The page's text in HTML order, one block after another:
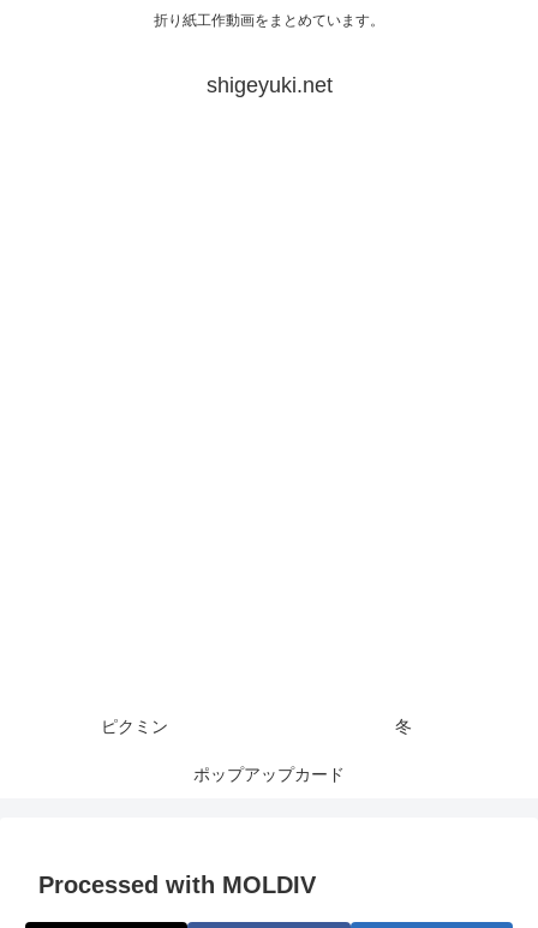
折り紙工作動画をまとめています。
shigeyuki.net
ピクミン 冬
ポップアップカード
Processed with MOLDIV